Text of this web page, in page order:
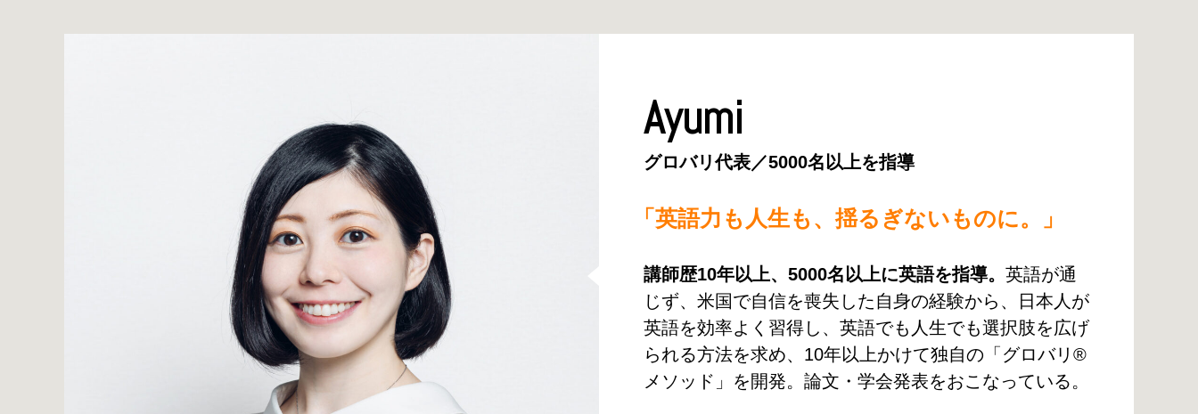
Ayumi
グロバリ代表／5000名以上を指導
英語力も人生も、揺るぎないものに。
講師歴10年以上、5000名以上に英語を指導。 英語が通
じず、米国で自信を喪失した自身の経験から、日本人が
英語を効率よく習得し、英語でも人生でも選択肢を広げ
られる方法を求め、10年以上かけて独自の「グロバリ®
メソッド」を開発。論文・学会発表をおこなっている。